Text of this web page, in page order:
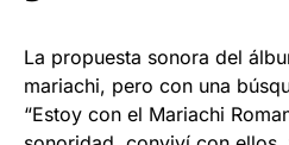
La propuesta sonora del
mariachi, pero con una
“Estoy con el Mariachi